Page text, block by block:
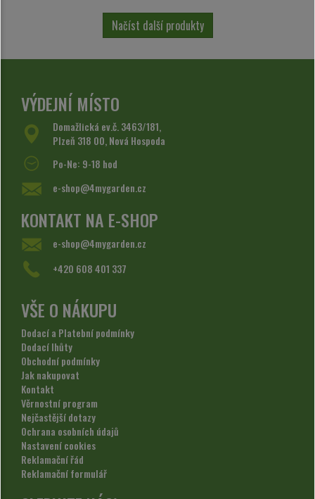
Načíst další produkty
VÝDEJNÍ MÍSTO
Domažlická ev.č. 3463/181,
Plzeň 318 00, Nová Hospoda
Po-Ne: 9-18 hod
e-shop@4mygarden.cz
KONTAKT NA E-SHOP
e-shop@4mygarden.cz
+420 608 401 337
VŠE O NÁKUPU
Dodací a Platební podmínky
Dodací lhůty
Obchodní podmínky
Jak nakupovat
Kontakt
Věrnostní program
Nejčastější dotazy
Ochrana osobních údajů
Nastavení cookies
Reklamační řád
Reklamační formulář